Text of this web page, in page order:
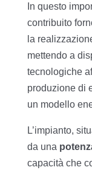
In questo
contribuito
la
mettendo a
tecnologiche
produzione di
un modello
L’impianto,
da una
capacità che